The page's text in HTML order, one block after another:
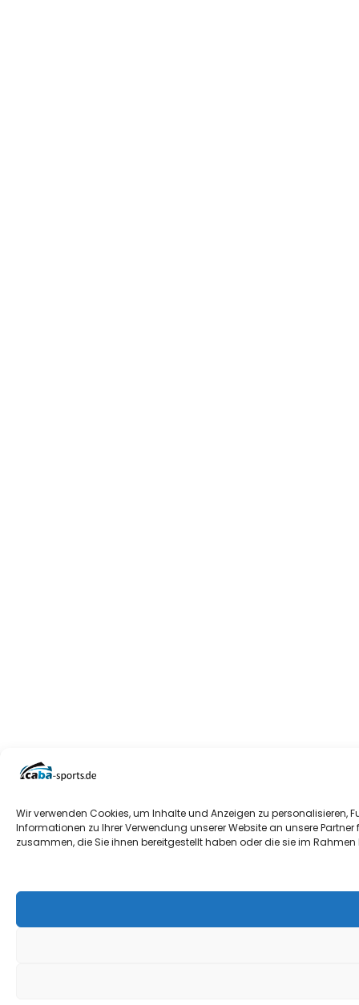
Wir verwenden Cookies, um Inhalte und Anzeigen zu
Informationen zu Ihrer Verwendung unserer Website an unsere
zusammen, die Sie ihnen bereitgestellt haben oder die sie im